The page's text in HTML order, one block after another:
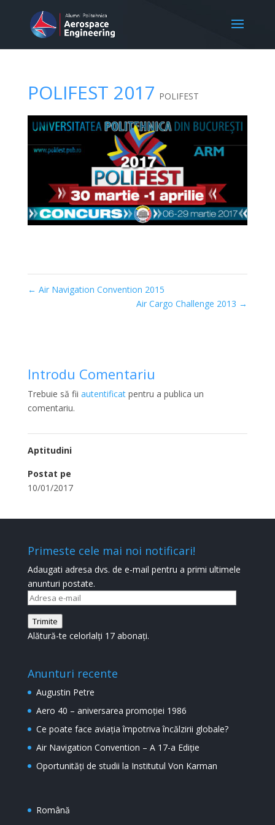
POLIFEST 2017 POLIFEST
← Air Navigation Convention 2015
Air Cargo Challenge 2013 →
Introdu Comentariu
Trebuie să fii autentificatpentru a publica un
comentariu.
Aptitudini
Postat pe
10/01/2017
Primeste cele mai noi notificari!
Adaugati adresa dvs. de e-mail pentru a primi ultimele
anunturi postate.
Adresa
e-
mail
Trimite
Alătură-te celorlalți 17 abonați.
Anunturi recente
Augustin Petre
Aero 40 – aniversarea promoției 1986
Ce poate face aviația împotriva încălzirii globale?
Air Navigation Convention – A 17-a Ediție
Oportunități de studii la Institutul Von Karman
Română